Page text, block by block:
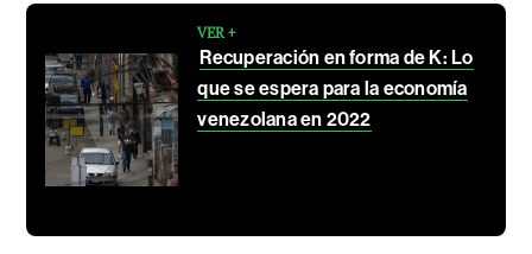
VER +
Recuperación en forma de K: Lo
que se espera para la economía
venezolana en 2022